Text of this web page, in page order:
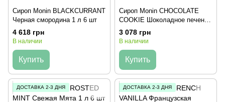
Сироп Monin BLACKCURRANT
Черная смородина 1 л 6 шт
4 618 грн
В наличии
Купить
Сироп Monin CHOCOLATE
COOKIE Шоколадное печенье
1 л ПЭТ 4 шт
3 078 грн
В наличии
Купить
ДОСТАВКА 2-3 ДНЯ ДОСТАВКА 2-3 ДНЯ